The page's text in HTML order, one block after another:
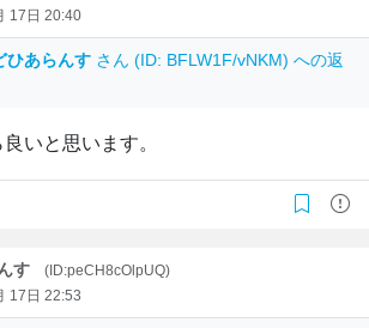
17日 20:40
ひあらんす さん (ID: BFLW1F/vNKM) への返
いと思います。
す
(ID:peCH8cOlpUQ)
17日 22:53